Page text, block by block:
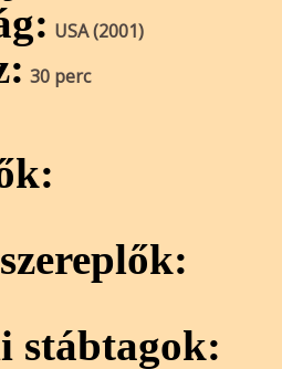
USA (2001)
30 perc
stábtagok: